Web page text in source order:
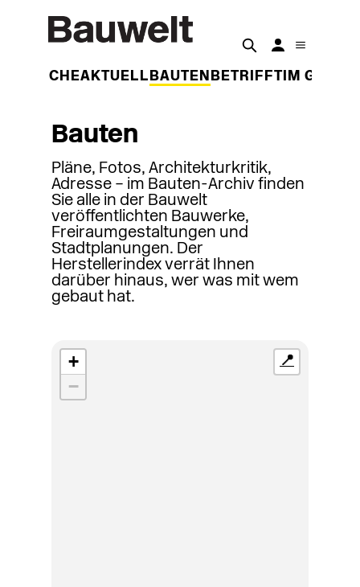
WOCHEAKTUELL BAUTEN BETRIFFT IM
Bauten
Pläne, Fotos, Architekturkritik,
Adresse – im Bauten-Archiv finden
Sie alle in der Bauwelt
veröffentlichten Bauwerke,
Freiraumgestaltungen und
Stadtplanungen. Der
Herstellerindex verrät Ihnen
darüber hinaus, wer was mit wem
gebaut hat.
+
−
📍